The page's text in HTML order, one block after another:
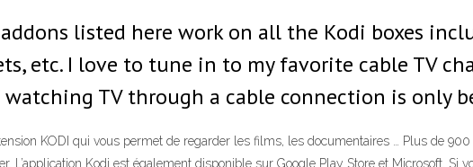
listed here work on all the Kodi boxes
etc. I love to tune in to my favorite cable TV
TV through a cable connection is only
KODI qui vous permet de regarder les films, les documentaires … Plus de
L’application Kodi est également disponible sur Google Play Store et Microsoft.